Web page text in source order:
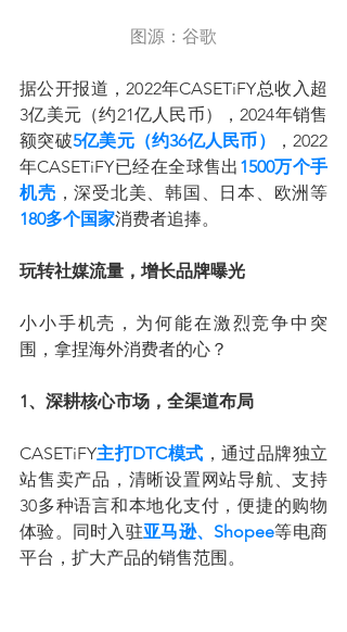
图源：谷歌
据公开报道，2022年CASETiFY总收入超
3亿美元（约21亿人民币），2024年销售
额突破5亿美元（约36亿人民币）
，2022
年CASETiFY已经在全球售出 1500万个手
机壳 ，深受北美、韩国、日本、欧洲等
180多个国家消费者追捧。
玩转社媒流量，增长品牌曝光
小小手机壳，为何能在激烈竞争中突
围，拿捏海外消费者的心？
1、深耕核心市场，全渠道布局
CASETiFY主打DTC模式 ，通过品牌独立
站售卖产品，清晰设置网站导航、支持
30多种语言和本地化支付，便捷的购物
体验。同时入驻亚马逊、Shopee等电商
平台，扩大产品的销售范围。